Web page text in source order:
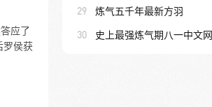
应了
罗侯获
29 炼气五千年最新方羽
30 史上最强炼气期八一中文网